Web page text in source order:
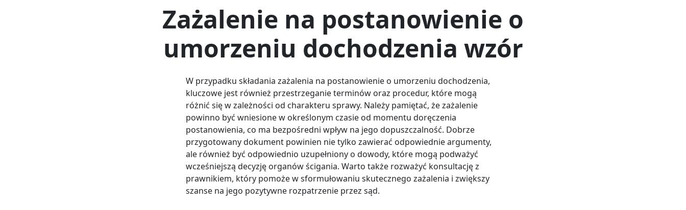
Zażalenie na postanowienie o
umorzeniu dochodzenia wzór
W przypadku składania zażalenia na postanowienie o umorzeniu dochodzenia,
kluczowe jest również przestrzeganie terminów oraz procedur, które mogą
różnić się w zależności od charakteru sprawy. Należy pamiętać, że zażalenie
powinno być wniesione w określonym czasie od momentu doręczenia
postanowienia, co ma bezpośredni wpływ na jego dopuszczalność. Dobrze
przygotowany dokument powinien nie tylko zawierać odpowiednie argumenty,
ale również być odpowiednio uzupełniony o dowody, które mogą podważyć
wcześniejszą decyzję organów ścigania. Warto także rozważyć konsultację z
prawnikiem, który pomoże w sformułowaniu skutecznego zażalenia i zwiększy
szanse na jego pozytywne rozpatrzenie przez sąd.